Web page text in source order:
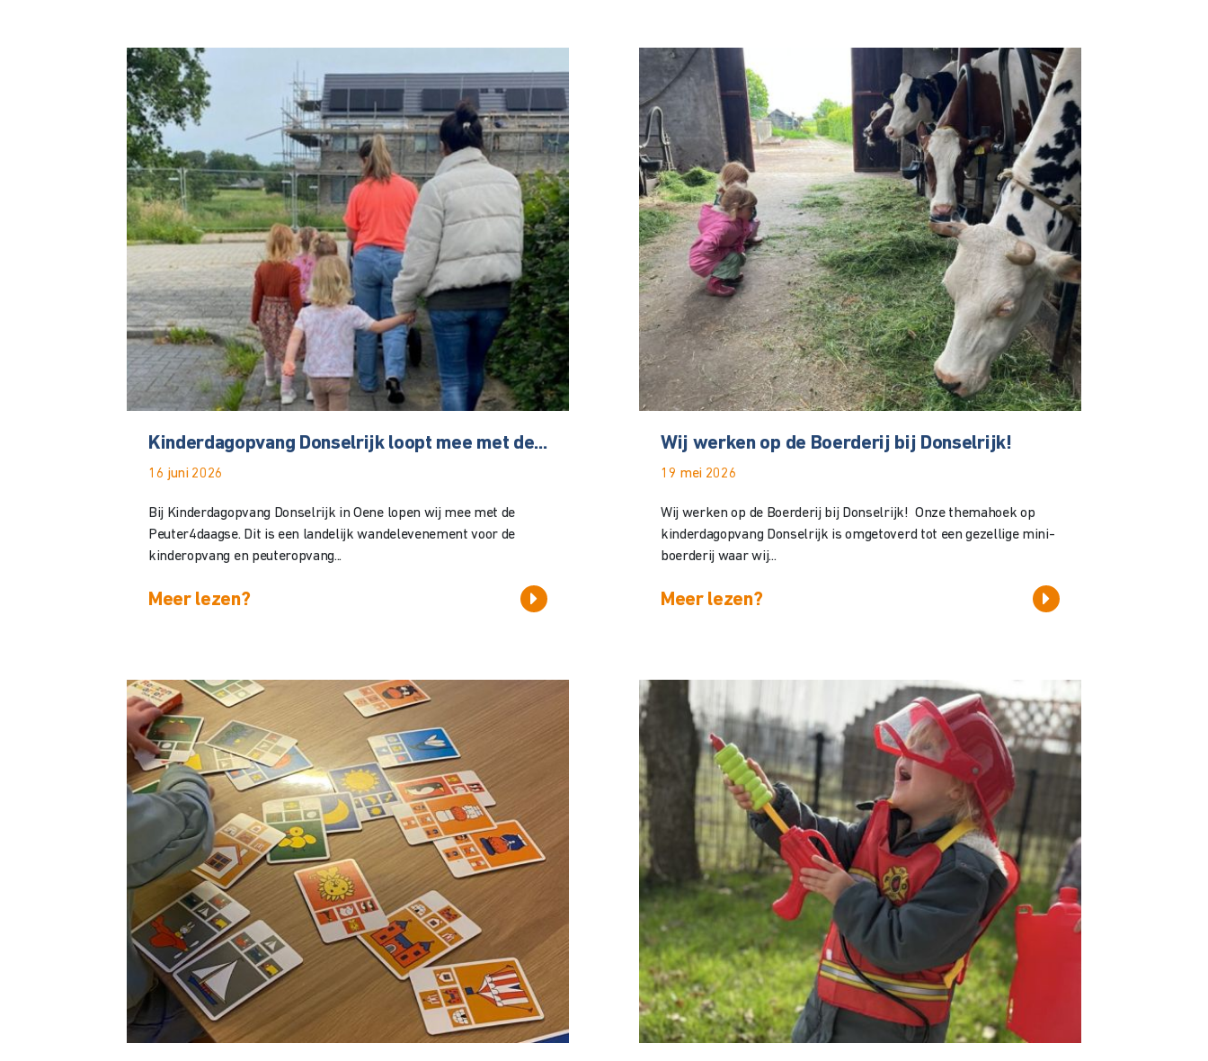
Kinderdagopvang Donselrijk loopt mee met de...
16 juni 2026
Bij Kinderdagopvang Donselrijk in Oene lopen wij mee met de
Peuter4daagse. Dit is een landelijk wandelevenement voor de
kinderopvang en peuteropvang...
Meer lezen?
Wij werken op de Boerderij bij Donselrijk!
19 mei 2026
Wij werken op de Boerderij bij Donselrijk! Onze themahoek op
kinderdagopvang Donselrijk is omgetoverd tot een gezellige mini-
boerderij waar wij...
Meer lezen?